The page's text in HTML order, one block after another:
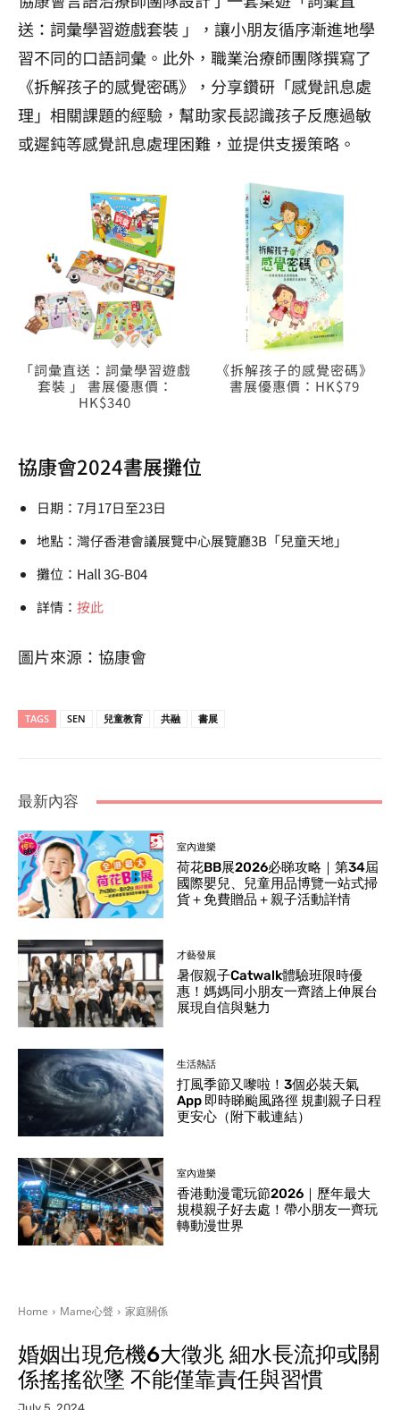
送：詞彙學習遊戲套裝 」，讓小朋友循序漸進地學
習不同的口語詞彙。此外，職業治療師團隊撰寫了
《拆解孩子的感覺密碼》，分享鑽研「感覺訊息處
理」相關課題的經驗，幫助家長認識孩子反應過敏
或遲鈍等感覺訊息處理困難，並提供支援策略。
「詞彙直送：詞彙學習遊戲
套裝 」 書展優惠價：
HK$340
《拆解孩子的感覺密碼》
書展優惠價：HK$79
協康會2024書展攤位
日期：7月17日至23日
地點：灣仔香港會議展覽中心展覽廳3B「兒童天地」
攤位：Hall 3G-B04
詳情： 按此
圖片來源：協康會
TAGS SEN 兒童教育 共融 書展
最新內容
室內遊樂
荷花BB展2026必睇攻略｜第34屆
國際嬰兒、兒童用品博覽一站式掃
貨＋免費贈品＋親子活動詳情
才藝發展
暑假親子Catwalk體驗班限時優
惠！媽媽同小朋友一齊踏上伸展台
展現自信與魅力
生活熱話
打風季節又嚟啦！3個必裝天氣
App 即時睇颱風路徑 規劃親子日程
更安心（附下載連結）
室內遊樂
香港動漫電玩節2026｜歷年最大
規模親子好去處！帶小朋友一齊玩
轉動漫世界